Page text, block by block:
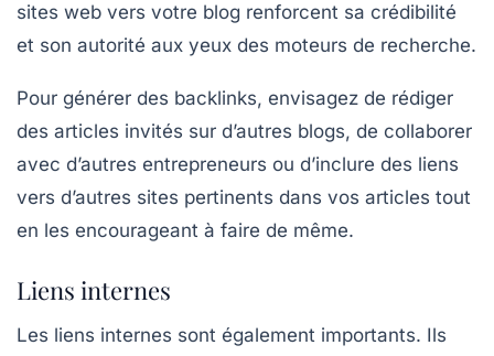
sites web vers votre blog renforcent sa crédibilité
et son autorité aux yeux des moteurs de recherche.
Pour générer des backlinks, envisagez de rédiger
des articles invités sur d’autres blogs, de collaborer
avec d’autres entrepreneurs ou d’inclure des liens
vers d’autres sites pertinents dans vos articles tout
en les encourageant à faire de même.
Liens internes
Les liens internes sont également importants. Ils